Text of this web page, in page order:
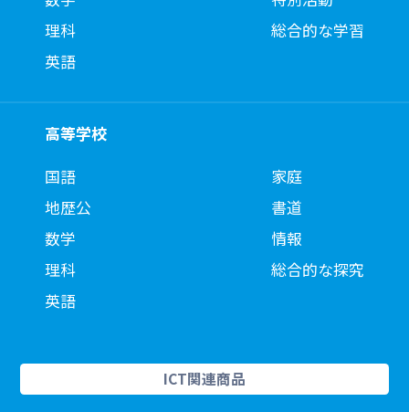
理科
英語
総合的な学習
高等学校
国語
地歴公
数学
理科
英語
家庭
書道
情報
総合的な探究
ICT関連商品